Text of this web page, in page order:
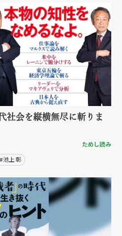
社会を縦横無尽に斬りま
ためし読み
#池上 彰